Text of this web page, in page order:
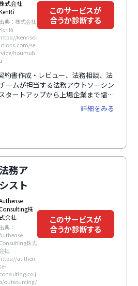
式会社
出典：株式会社
KenRi
https://kenrisol
utions.com/se
rvice/houmub
u
このサービスが
合うか診断する
約書作成・レビュー、法務相談、法
ームが担当する法務アウトソーシン
タートアップから上場企業まで幅広
専任担当が継続的に伴走します。既
、社内法務部のように機能する点が
ツールで依頼から回答までを可視化
詳細をみる
法務ア
シスト
株
会社
出典：
Consulting株式
社
https://authen
se-
consulting.co.j
p/outsourcing/
このサービスが
合うか診断する